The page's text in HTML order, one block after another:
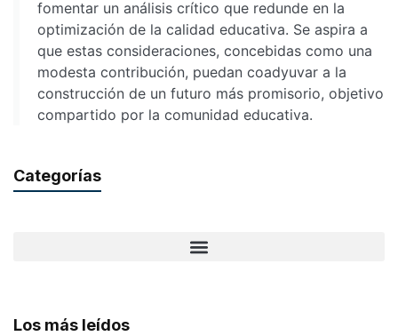
fomentar un análisis crítico que redunde en la
optimización de la calidad educativa. Se aspira a
que estas consideraciones, concebidas como una
modesta contribución, puedan coadyuvar a la
construcción de un futuro más promisorio, objetivo
compartido por la comunidad educativa.
Categorías
Los más leídos